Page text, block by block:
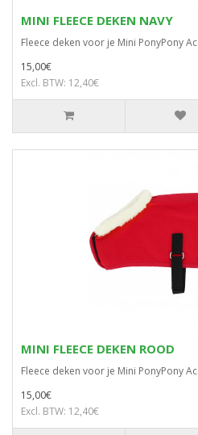
MINI FLEECE DEKEN NAVY
Fleece deken voor je Mini PonyPony
15,00€
Excl. BTW: 12,40€
MINI FLEECE DEKEN ROOD
Fleece deken voor je Mini PonyPony
15,00€
Excl. BTW: 12,40€